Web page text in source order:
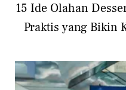
15 Ide Olahan
Praktis yang Bikin